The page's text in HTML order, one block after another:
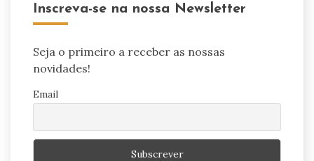
Inscreva-se na nossa Newsletter
Seja o primeiro a receber as nossas
novidades!
Email